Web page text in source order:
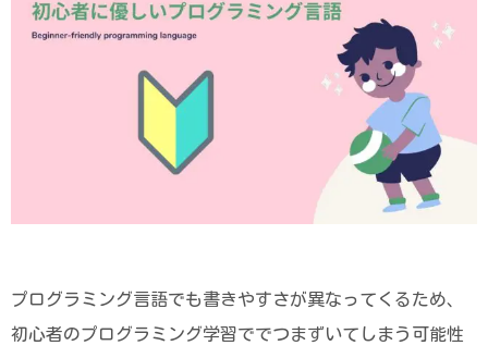
プログラミング言語でも書きやすさが異なってくるため、
初心者のプログラミング学習ででつまずいてしまう可能性